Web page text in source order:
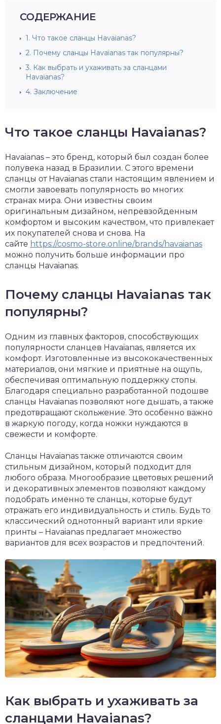
СОДЕРЖАНИЕ
1. Что такое сланцы Havaianas?
2. Почему сланцы Havaianas так популярны?
3. Как выбрать и ухаживать за сланцами
Havaianas?
4. Заключение
Что такое сланцы Havaianas?
Havaianas – это бренд, который был создан более
полувека назад в Бразилии. С этого времени
сланцы от Havaianas стали настоящим явлением и
смогли завоевать популярность во многих
странах мира. Они известны своим
оригинальным дизайном, непревзойденным
комфортом и высоким качеством, что привлекает
их покупателей снова и снова. На
сайте https://cosmo-store.online/brands/havaianas
можно получить больше информации про
сланцы Havaianas.
Почему сланцы Havaianas так
популярны?
Одним из главных факторов, способствующих
популярности сланцев Havaianas, является их
комфорт. Изготовленные из высококачественных
материалов, они мягкие и приятные на ощупь,
обеспечивая оптимальную поддержку стопы.
Благодаря специально разработанной подошве
сланцы Havaianas позволяют ноге дышать, а также
предотвращают скольжение. Это особенно важно
в жаркую погоду, когда ножки нуждаются в
свежести и комфорте.
Сланцы Havaianas также отличаются своим
стильным дизайном, который подходит для
любого образа. Многообразие цветовых решений
и декоративных элементов позволяют каждому
подобрать именно те сланцы, которые будут
отражать его индивидуальность и стиль. Будь то
классический однотонный вариант или яркие
принты – Havaianas предлагает множество
вариантов для всех возрастов и предпочтений.
Как выбрать и ухаживать за
сланцами Havaianas?